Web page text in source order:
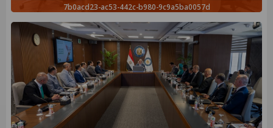
7b0acd23-ac53-442c-b980-9c9a5ba0057d